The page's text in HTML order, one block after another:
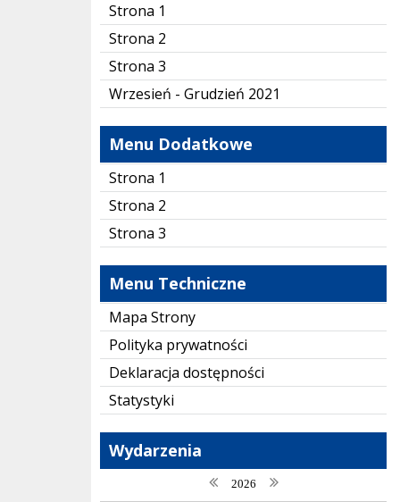
Strona 1
Strona 2
Strona 3
Wrzesień - Grudzień 2021
Menu Dodatkowe
Strona 1
Strona 2
Strona 3
Menu Techniczne
Mapa Strony
Polityka prywatności
Deklaracja dostępności
Statystyki
Wydarzenia
poprzedni rok
2026 następny rok